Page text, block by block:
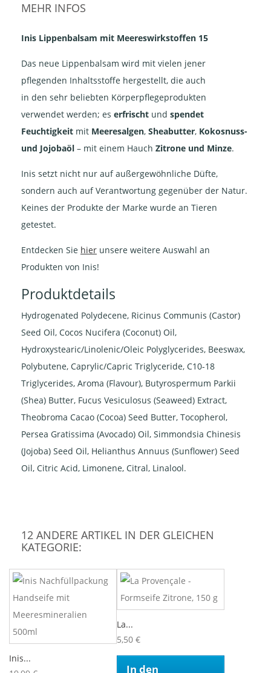
MEHR INFOS
Inis Lippenbalsam mit Meereswirkstoffen 15
Das neue Lippenbalsam wird mit vielen jener
pflegenden Inhaltsstoffe hergestellt, die auch
in den sehr beliebten Körperpflegeprodukten
verwendet werden; es erfrischt und spendet
Feuchtigkeit mit Meeresalgen, Sheabutter, Kokosnuss-
und Jojobaöl – mit einem Hauch Zitrone und Minze.
Inis setzt nicht nur auf außergewöhnliche Düfte,
sondern auch auf Verantwortung gegenüber der Natur.
Keines der Produkte der Marke wurde an Tieren
getestet.
Entdecken Sie hier unsere weitere Auswahl an
Produkten von Inis!
Produktdetails
Hydrogenated Polydecene, Ricinus Communis (Castor)
Seed Oil, Cocos Nucifera (Coconut) Oil,
Hydroxystearic/Linolenic/Oleic Polyglycerides, Beeswax,
Polybutene, Caprylic/Capric Triglyceride, C10-18
Triglycerides, Aroma (Flavour), Butyrospermum Parkii
(Shea) Butter, Fucus Vesiculosus (Seaweed) Extract,
Theobroma Cacao (Cocoa) Seed Butter, Tocopherol,
Persea Gratissima (Avocado) Oil, Simmondsia Chinesis
(Jojoba) Seed Oil, Helianthus Annuus (Sunflower) Seed
Oil, Citric Acid, Limonene, Citral, Linalool.
12 ANDERE ARTIKEL IN DER GLEICHEN
KATEGORIE:
Inis...
La...
5,50 €
In den